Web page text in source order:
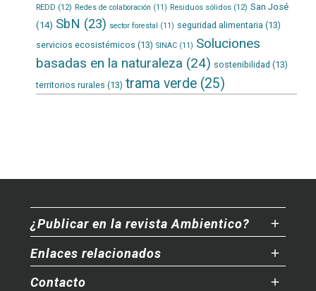
REDD (12) Redes de colaboración (11) Residuos sólidos(12) San José
(14) SbN (23) sector forestal (11) seguridad alimentaria (13)
servicios ecosistémicos (13) SINAC(11) Soluciones
basadas en la naturaleza (24) sostenibilidad (13)
territorios rurales (13) trama verde(25)
¿Publicar en la revista Ambientico?
Enlaces relacionados
Contacto